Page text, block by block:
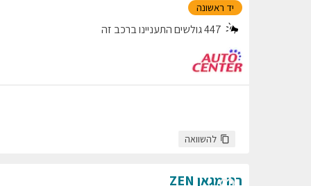
יד ראשונה
447גולשים התעניינו ברכב זה
להשוואה
רנומגאן ZEN